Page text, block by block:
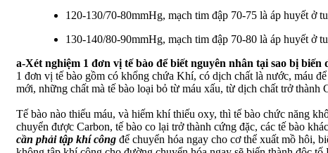
120-130/70-80mmHg, mạch tim đập 70-75 là áp huyết ở
130-140/80-90mmHg, mạch tim đập 70-80 là áp huyết ở
a-Xét nghiệm 1 đơn vị tế bào để biết nguyên nhân tại sao bị
1 đơn vị tế bào gồm có khổng chứa Khí, có dịch chất là nước, máu
mới, những chất mà tế bào loại bỏ từ máu xấu, từ dịch chất trở
Tế bào nào thiếu máu, và hiếm khí thiếu oxy, thì tế bào chức năng
chuyển được Carbon, tế bào co lại trở thành cứng đặc, các tế bào
cần phải tập khí công để chuyển hóa ngay cho cơ thể xuất mồ hôi,